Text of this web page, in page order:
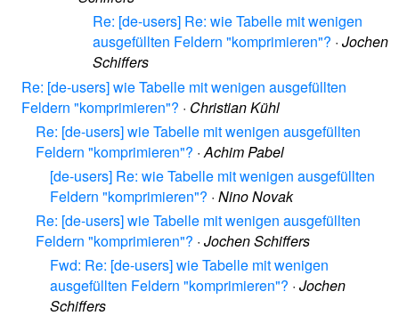
Re: [de-users] Re: wie Tabelle mit wenigen
ausgefüllten Feldern "komprimieren"? · Jochen
Schiffers
Re: [de-users] wie Tabelle mit wenigen ausgefüllten
Feldern "komprimieren"? · Christian Kühl
Re: [de-users] wie Tabelle mit wenigen ausgefüllten
Feldern "komprimieren"? ·Achim Pabel
[de-users] Re: wie Tabelle mit wenigen ausgefüllten
Feldern "komprimieren"? · Nino Novak
Re: [de-users] wie Tabelle mit wenigen ausgefüllten
Feldern "komprimieren"? · Jochen Schiffers
Fwd: Re: [de-users] wie Tabelle mit wenigen
ausgefüllten Feldern "komprimieren"? · Jochen
Schiffers